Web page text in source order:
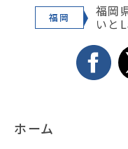
福岡 福岡
いと
ホーム